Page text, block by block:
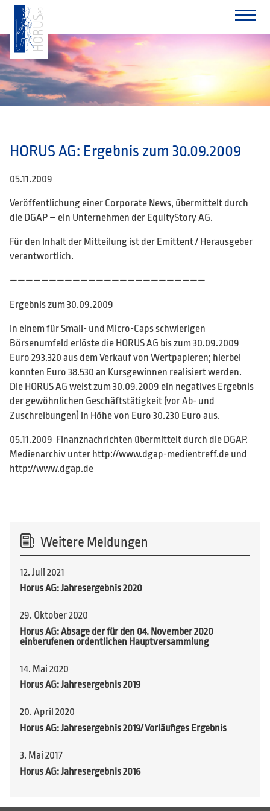
HORUS AG: Ergebnis zum 30.09.2009
05.11.2009
Veröffentlichung einer Corporate News, übermittelt durch
die DGAP – ein Unternehmen der EquityStory AG.
Für den Inhalt der Mitteilung ist der Emittent / Herausgeber
verantwortlich.
—————————————————————————
Ergebnis zum 30.09.2009
In einem für Small- und Micro-Caps schwierigen
Börsenumfeld erlöste die HORUS AG bis zum 30.09.2009
Euro 293.320 aus dem Verkauf von Wertpapieren; hierbei
konnten Euro 38.530 an Kursgewinnen realisiert werden.
Die HORUS AG weist zum 30.09.2009 ein negatives Ergebnis
der gewöhnlichen Geschäftstätigkeit (vor Ab- und
Zuschreibungen) in Höhe von Euro 30.230 Euro aus.
05.11.2009 Finanznachrichten übermittelt durch die DGAP.
Medienarchiv unter http://www.dgap-medientreff.de und
http://www.dgap.de
Weitere Meldungen
12. Juli 2021
Horus AG: Jahresergebnis 2020
29. Oktober 2020
Horus AG: Absage der für den 04. November 2020
einberufenen ordentlichen Hauptversammlung
14. Mai 2020
Horus AG: Jahresergebnis 2019
20. April 2020
Horus AG: Jahresergebnis 2019/ Vorläufiges Ergebnis
3. Mai 2017
Horus AG: Jahresergebnis 2016